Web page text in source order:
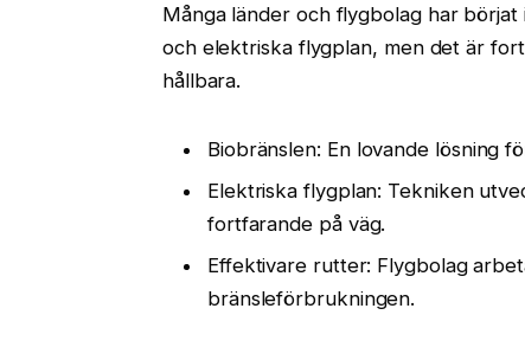
Många länder och flygbolag har börjat
och elektriska flygplan, men det är
hållbara.
Biobränslen: En lovande lösning
Elektriska flygplan: Tekniken
fortfarande på väg.
Effektivare rutter: Flygbolag
bränsleförbrukningen.